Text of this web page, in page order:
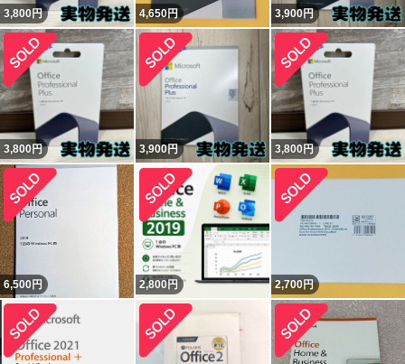
3,800円 4,650円 3,900円
3,800円 3,900円 3,800円
6,500円 2,800円 2,700円